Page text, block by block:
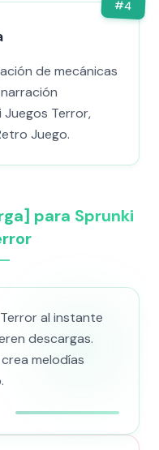
#4
de mecánicas
Juegos Terror,
Juego.
para Sprunki
al instante
descargas.
melodías